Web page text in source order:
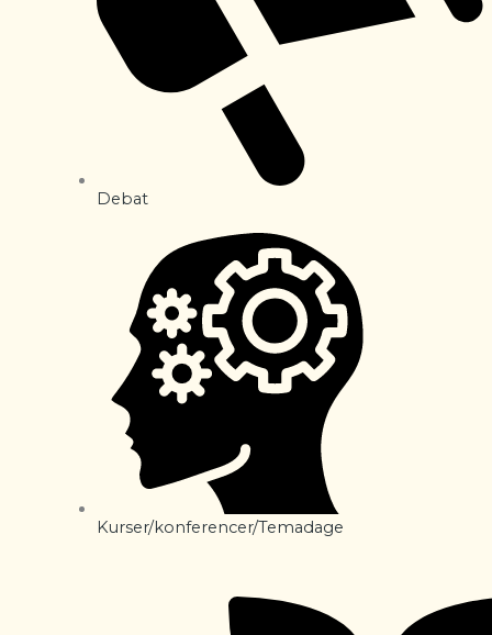
Debat
Kurser/konferencer/Temadage